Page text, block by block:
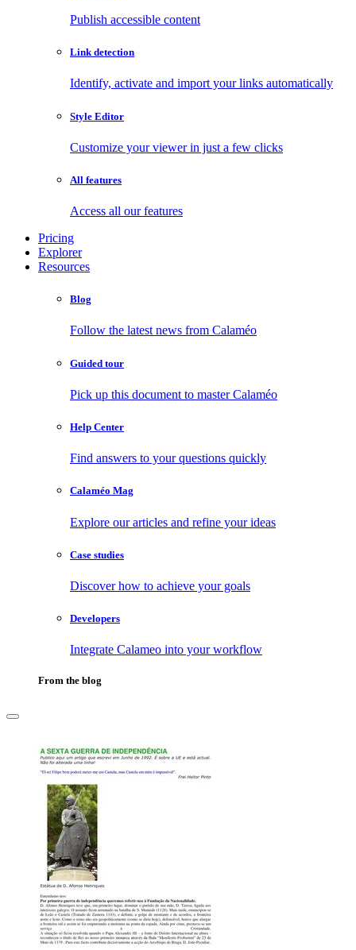
Publish accessible content
Link detection
Identify, activate and import your links automatically
Style Editor
Customize your viewer in just a few clicks
All features
Access all our features
Pricing
Explorer
Resources
Blog
Follow the latest news from Calaméo
Guided tour
Pick up this document to master Calaméo
Help Center
Find answers to your questions quickly
Calaméo Mag
Explore our articles and refine your ideas
Case studies
Discover how to achieve your goals
Developers
Integrate Calameo into your workflow
From the blog